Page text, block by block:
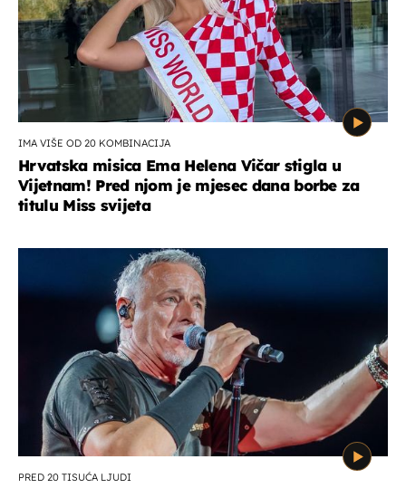
IMA VIŠE OD 20 KOMBINACIJA
Hrvatska misica Ema Helena Vičar stigla u
Vijetnam! Pred njom je mjesec dana borbe za
titulu Miss svijeta
PRED 20 TISUĆA LJUDI